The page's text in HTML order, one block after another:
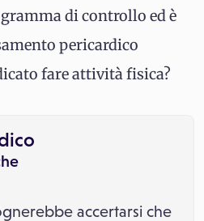
di controllo ed è
pericardico
fare attività fisica?
accertarsi che